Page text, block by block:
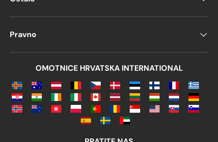
Pravno
OMOTNICE HRVATSKA INTERNATIONAL